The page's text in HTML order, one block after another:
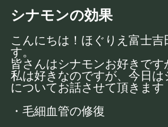
シナモンの効果
こんにちは！ほぐりえ富士吉
す。
皆さんはシナモンお好きです
私は好きなのですが、今日は
についてお話させて頂きます
・毛細血管の修復